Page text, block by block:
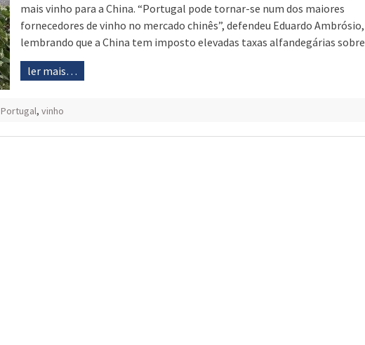
mais vinho para a China. “Portugal pode tornar-se num dos maiores
fornecedores de vinho no mercado chinês”, defendeu Eduardo Ambrósio,
lembrando que a China tem imposto elevadas taxas alfandegárias sobre
ler mais…
Portugal, vinho